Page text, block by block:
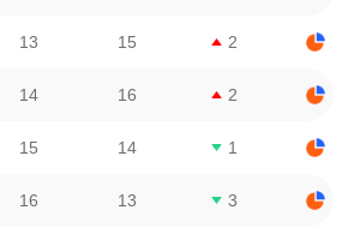
13 15 2
14 16 2
15 14 1
16 13 3